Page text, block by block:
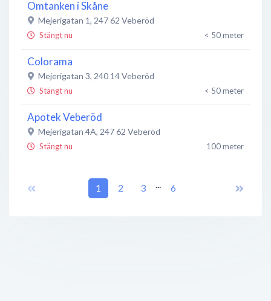
Omtanken i Skåne
Mejerigatan 1, 247 62 Veberöd
Stängt nu < 50 meter
Colorama
Mejerigatan 3, 240 14Veberöd
Stängt nu < 50 meter
Apotek Veberöd
Mejerigatan 4A, 247 62 Veberöd
Stängt nu 100 meter
247 25 Veberöd
1 2 3 ... 6